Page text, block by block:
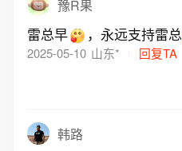
豫R果
雷总早 ，永远支持雷总
2025-05-10 山东* 回复TA
韩路